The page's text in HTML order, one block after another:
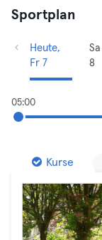
Sportplan
Heute,
Fr 7
Sa
8
05:00
Kurse